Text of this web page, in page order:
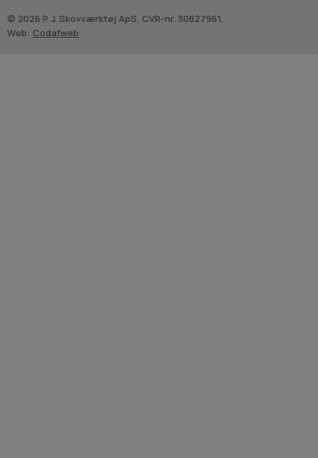
© 2026 P. J. Skovværktøj ApS, CVR-nr. 30827961.
Web: Codafweb